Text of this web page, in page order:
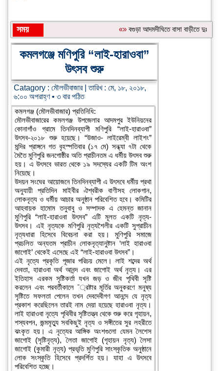
সময়
শিরোনাম:
«»বগুড়া আদমদীঘিতে বাসা বাড়ীতে
কমলগঞ্জে মণিপুরি “লাই-হারাওবা”
উৎসব শুরু
Catagory :মৌলভীবাজার| তারিখ : মে, ১৮, ২০১৮,
৬:০০ অপরাহ্ণ • ৩ বার পঠিত
কমলগঞ্জ (মৌলভীবাজার) প্রতিনিধি:
মৌলভীবাজারের কমলগঞ্জ উপজেলার আদমপুর ইউনিয়নের
কোনাগাঁও গ্রামে তিনদিনব্যাপী মণিপুরি “লাই-হারাওবা”
উৎসব-২০১৮ শুরু হয়েছে। “উজাও- লাইরেম্বী লাইশং”
মন্দির প্রাঙ্গনে গত বৃহস্পতিবার (১৭ মে) সন্ধ্যা ৭টা থেকে
মৈতৈ মুণিপুরি জনগোষ্ঠীর অতি প্রাচীনতম এ ধর্মীয় উৎসব শুরু
হয়। এ উৎসবে ভারত থেকে ১৯ সদস্যের একটি টিম অংশ
নিয়েছে।
উদয়ন সংঘের আয়োজনে তিনদিনব্যাপী এ উৎসবে ধর্মীয় প্রথা
অনুযায়ী প্রতিদিন মাইবীর ঐশ্বরীক বাণীসহ লোকগান,
লোকনৃত্য ও ধর্মীয় আচার অনুষ্ঠান পরিবেশিত হবে। কমিটির
আহবায়ক হামোম তনুবাবু ও সম্পাদক এ হেমন্ত জানান
মুণিপুরি “লাই-হারাওবা উৎসব” এটি মূলত একটি নৃত্য-
উৎসব। এই নৃত্যকে মণিপুরি নৃত্যশৈলীর একটি সুপ্রাচীন
নৃত্যধারা হিসেবে বিবেচনা করা হয়। মুণিপুরি সমাজে
প্রচলিত অন্যতম প্রাচীন লোকনৃত্যানুষ্টান ‘লাই হারাওবা
জাগোই’ থেকেই এসেছে এই “লাই-হারাওবা উৎসব”।
এই নৃত্যে প্রকৃতি পূজার পরিচয় মেলে। লাই শব্দের অর্থ
দেবতা, হারাওবা অর্থ আনন্দ এবং জাগোই অর্থ নৃত্য। এর
ইতিহাস এরকম সৃষ্টিকর্তা যখন জড় ও জীব পৃথিবী সৃষ্টি
করলেন এবং পরবর্তীকালে ¯্রষ্টার মূর্তির অনুকরণে মনুষ্য
সৃষ্টিতে সফলতা পেলেন তখন দেবদেবীগণ আনন্দে যে নৃত্য
প্রকাশ করেছিলেন তারই নাম দেয়া হয়েছে হারাওবা নৃত্য।
লাই হারাওবা নৃত্যে পৃথিবীর সৃষ্টিতত্ত্ব থেকে শুরু করে গৃহায়ন,
শস্যবপন, জন্মমৃত্যু সবকিছুই নৃত্য ও সঙ্গীতের সুর লহরীতে
ঝংকৃত হয়। এ নৃত্যের আঙ্গিক অংশগুলো যেমন লৈশেস
জাগোই (সৃষ্টিনৃত্য), লৈতা জাগোই (গৃহায়ন নৃত্য) লৈসা
জাগোই (কুমারী নৃত্য) প্রভৃতি মুণিপুরি সাংস্কৃতিক অনুষ্ঠানে
লোক সংস্কৃতি হিসেবে প্রদর্শিত হয়। যাহা এ উৎসবে
পরিবেশিত হচ্ছে।